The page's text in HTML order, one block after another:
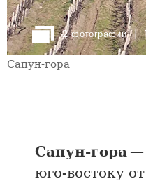
2 фотографии
Сапун-гора
Сапун-гора —
юго-востоку